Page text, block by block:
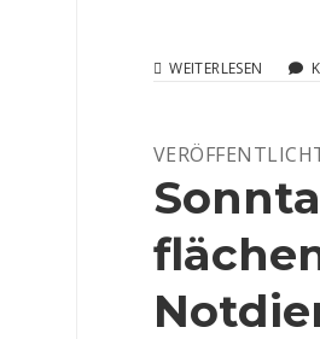
WEITERLESEN SPÄTE
N C
U T
ABEN.